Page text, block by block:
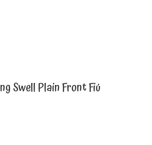
Swell Plain Front Fiú